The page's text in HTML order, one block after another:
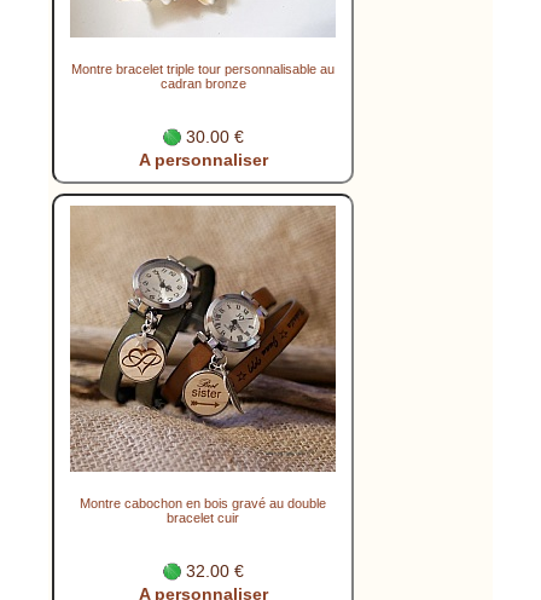
Montre bracelet triple tour personnalisable au
cadran bronze
30.00 €
A personnaliser
Montre cabochon en bois gravé au double
bracelet cuir
32.00 €
A personnaliser